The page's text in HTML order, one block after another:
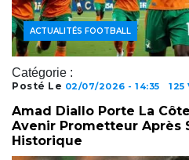
Catégorie :
ACTUALITÉS FOOTBALL
Posté Le 02/07/2026 - 14:35 125
Amad Diallo Porte La
Avenir Prometteur Après
Historique